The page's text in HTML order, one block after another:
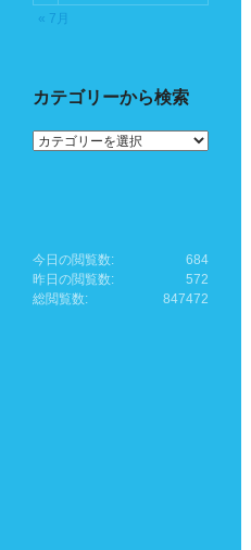
« 7月
カテゴリーから検索
カ
ら
検
索
684
今日の閲覧数:
572
昨日の閲覧数:
847472
総閲覧数: